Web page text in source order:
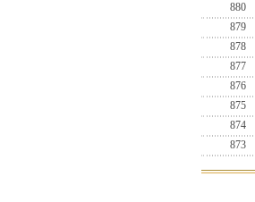
880
879
878
877
876
875
874
873